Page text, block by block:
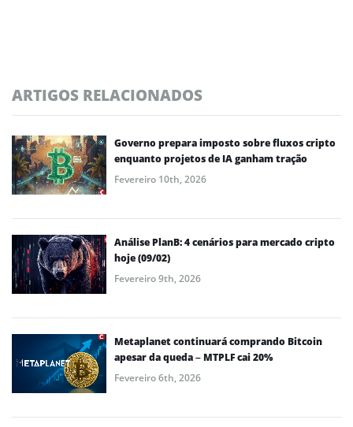
ARTIGOS RELACIONADOS
Governo prepara imposto sobre fluxos cripto
enquanto projetos de IA ganham tração
Fevereiro 10th, 2026
Análise PlanB: 4 cenários para mercado cripto
hoje (09/02)
Fevereiro 9th, 2026
Metaplanet continuará comprando Bitcoin
apesar da queda – MTPLF cai 20%
Fevereiro 6th, 2026